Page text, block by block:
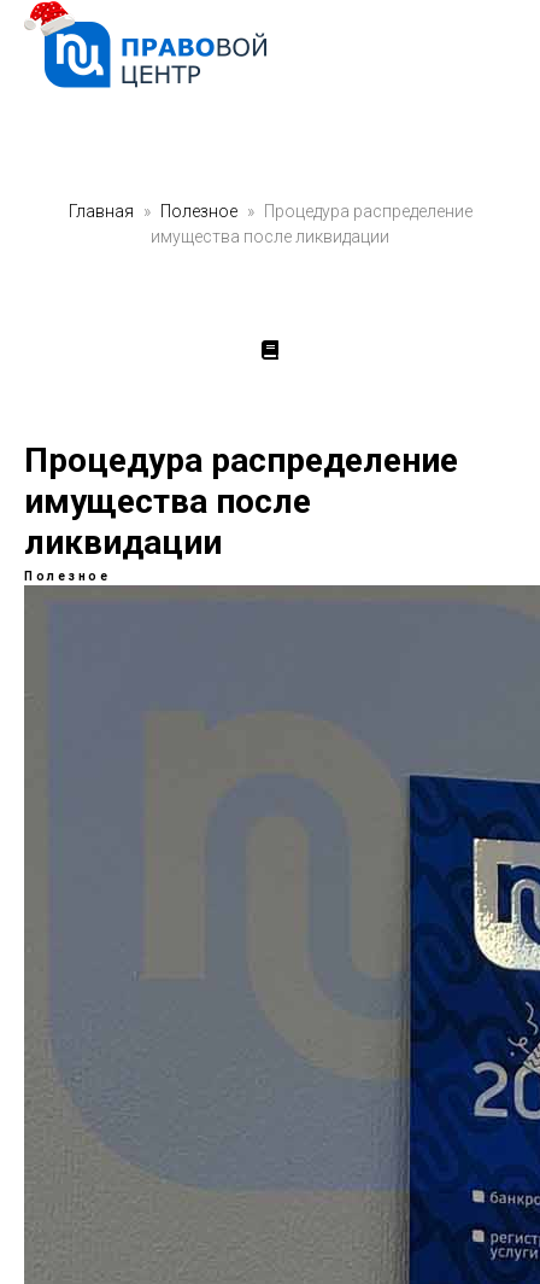
Главная Полезное
Процедура распределение
имущества после ликвидации
Процедура распределение
имущества после
ликвидации
Полезное